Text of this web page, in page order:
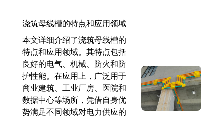
浇筑母线槽的特点和应用领域
本文详细介绍了浇筑母线槽的
特点和应用领域。其特点包括
良好的电气、机械、防火和防
护性能。在应用上，广泛用于
商业建筑、工业厂房、医院和
数据中心等场所，凭借自身优
势满足不同领域对电力供应的